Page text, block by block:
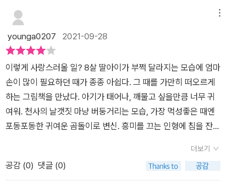
n.아기 곰이 태어났어.Baby bear is Cute.아기 곰은 귀여워.Cu
곰은 정말 귀여워요.아기 곰을 바라보는 동물들에게서 하트가 뿅
렇게 알파벳으로 끝말잇기를 하듯알파벳 순서대로 문장이 계속
이어집니다.Unique bear is Valuable.독특한 곰은 소중해.Valu
able bear is Wonderful.소중한 곰은 대단해.Wonderful bear
is Xtra-ordinary.대단한 곰은 아주 특별해.이 책에서는 알파벳
책에서 흔하게 볼 수 있는 단어만 나오는 건 아니에요. 그렇지만
아이가 듣고 싶어하는 예쁜 말들이 나와 읽어주는 엄마 입장에서
참 만족스러웠답니다. 💕이 책은 세 번 읽는 책이에요.영어 문장
younga0207 2021-09-28
이렇게 사랑스러울 일? 8살 딸아이가 부쩍 달라지는 모습에 엄마
손이 많이 필요하던 때가 종종 아쉽다. 그 때를 가만히 떠오르게
하는 그림책을 만났다. 아기가 태어나, 깨물고 싶을만큼 너무 귀
여워. 천사의 날갯짓 마냥 버둥거리는 모습, 가장 먹성좋은 때엔
포동포동한 귀여운 곰돌이로 변신. 흥미를 끄는 인형에 침을 잔뜩
와 판박이었지. 함께 노는 법을 알게 되고, 호기심을 탐구하고, 손
이 닿는 건 무엇이든 기적으로 만들어 버리던 아기. 세상이 처음
더보기
공감 (0) 댓글 (0)